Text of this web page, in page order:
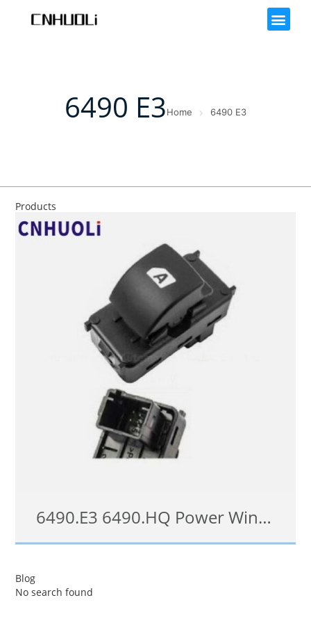
6490 E3Home 6490 E3
Products
6490.E3 6490.HQ Power Window Switch for Peugeot Partner Citroen C4 Electric
Pulsantiera alzacristalli / alzavetri per Citroen C4 Berlingo Peugeot Partner Colore / finitura: Nero Tipo di interruttore: Single Posizione (sinistra / destra): Sinistra o destra Posizione (anteriore / posteriore): Anteriore o posteriore Descrizione: Con connettore 4 poli Con connettore 4 poli Con connettore 4 poli 6490E3, 6490000
Blog
No search found